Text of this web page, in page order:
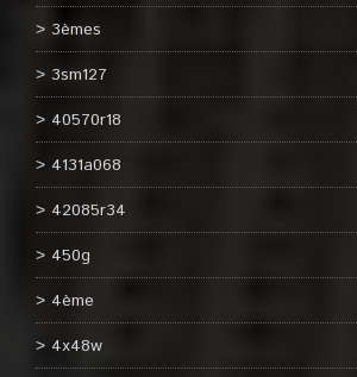
3èmes
3sm127
40570r18
4131a068
42085r34
450g
4ème
4x48w